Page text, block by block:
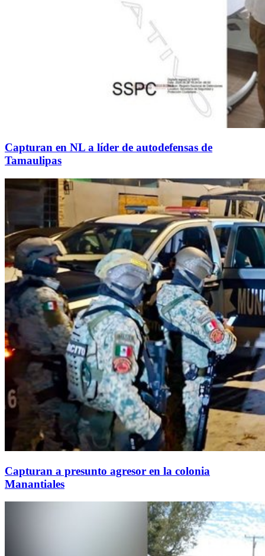
Capturan en NL a líder de autodefensas de
Tamaulipas
Capturan a presunto agresor en la colonia
Manantiales